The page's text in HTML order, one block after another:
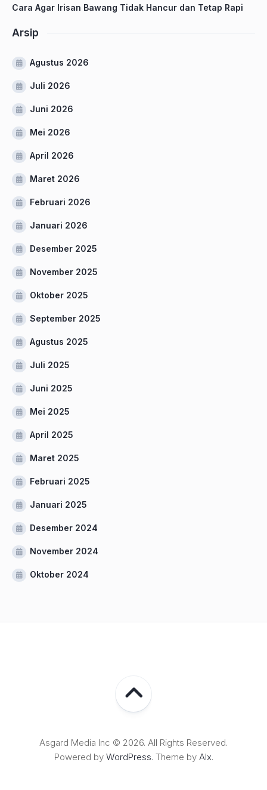
Cara Agar Irisan Bawang Tidak Hancur dan Tetap Rapi
Arsip
Agustus 2026
Juli 2026
Juni 2026
Mei 2026
April 2026
Maret 2026
Februari 2026
Januari 2026
Desember 2025
November 2025
Oktober 2025
September 2025
Agustus 2025
Juli 2025
Juni 2025
Mei 2025
April 2025
Maret 2025
Februari 2025
Januari 2025
Desember 2024
November 2024
Oktober 2024
Asgard Media Inc © 2026. All Rights Reserved.
Powered by WordPress. Theme by Alx.